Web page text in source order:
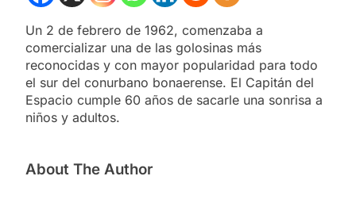
Un 2 de febrero de 1962, comenzaba a
comercializar una de las golosinas más
reconocidas y con mayor popularidad para todo
el sur del conurbano bonaerense. El Capitán del
Espacio cumple 60 años de sacarle una sonrisa a
niños y adultos.
About The Author